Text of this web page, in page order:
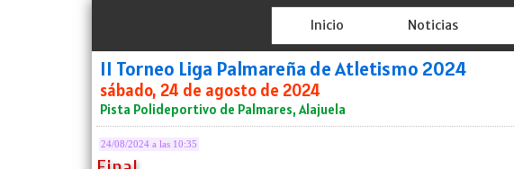
Inicio Noticias
II Torneo Liga Palmareña de Atletismo 2024
sábado, 24 de agosto de 2024
Pista Polideportivo de Palmares, Alajuela
24/08/2024 a las 10:35